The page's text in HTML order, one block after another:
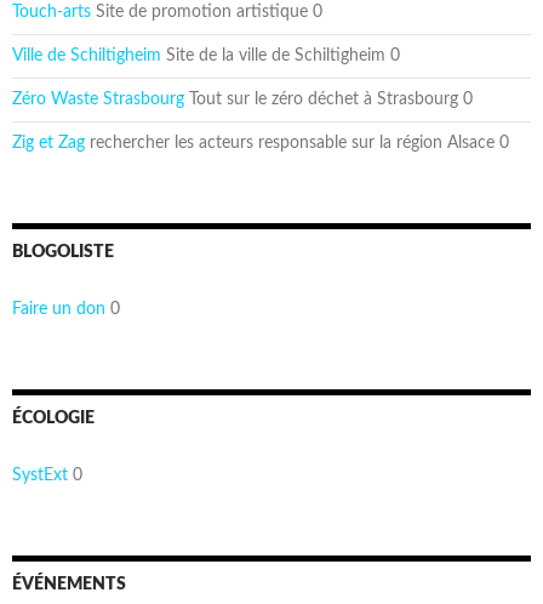
Touch-arts Site de promotion artistique 0
Ville de Schiltigheim Site de la ville de Schiltigheim 0
Zéro Waste Strasbourg Tout sur le zéro déchet à Strasbourg 0
Zig et Zag rechercher les acteurs responsable sur la région Alsace 0
BLOGOLISTE
Faire un don 0
ÉCOLOGIE
SystExt 0
ÉVÉNEMENTS